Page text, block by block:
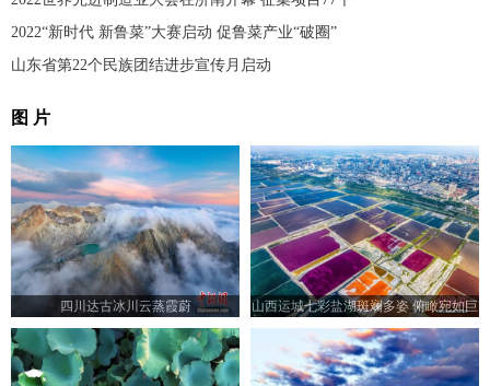
2022“新时代 新鲁菜”大赛启动 促鲁菜产业“破圈”
山东省第22个民族团结进步宣传月启动
图 片
四川达古冰川云蒸霞蔚
山西运城七彩盐湖斑斓多姿 俯瞰宛如巨
型调色板